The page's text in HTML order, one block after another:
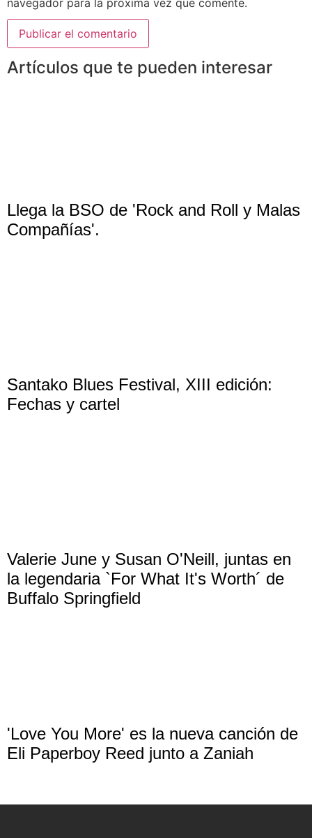
navegador para la próxima vez que comente.
Artículos que te pueden interesar
Llega la BSO de 'Rock and Roll y Malas
Compañías'.
Santako Blues Festival, XIII edición:
Fechas y cartel
Valerie June y Susan O'Neill, juntas en
la legendaria `For What It's Worth´ de
Buffalo Springfield
'Love You More' es la nueva canción de
Eli Paperboy Reed junto a Zaniah